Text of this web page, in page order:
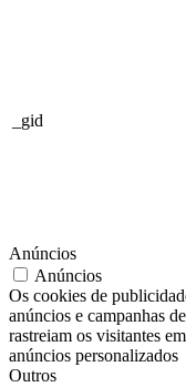
_gid
Anúncios
Anúncios
Os cookies de
anúncios e campanhas
rastreiam os visitantes
anúncios personalizados
Outros